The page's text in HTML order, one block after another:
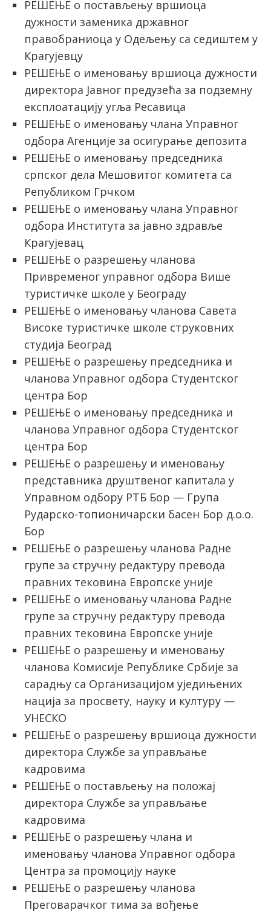
РЕШЕЊЕ о постављењу вршиоца
дужности заменика државног
правобраниоца у Одељењу са седиштем у
Крагујевцу
РЕШЕЊЕ о именовању вршиоца дужности
директора Јавног предузећа за подземну
експлоатацију угља Ресавица
РЕШЕЊЕ о именовању члана Управног
одбора Агенције за осигурање депозита
РЕШЕЊЕ о именовању председника
српског дела Мешовитог комитета са
Републиком Грчком
РЕШЕЊЕ о именовању члана Управног
одбора Института за јавно здравље
Крагујевац
РЕШЕЊЕ о разрешењу чланова
Привременог управног одбора Више
туристичке школе у Београду
РЕШЕЊЕ о именовању чланова Савета
Високе туристичке школе струковних
студија Београд
РЕШЕЊЕ о разрешењу председника и
чланова Управног одбора Студентског
центра Бор
РЕШЕЊЕ о именовању председника и
чланова Управног одбора Студентског
центра Бор
РЕШЕЊЕ о разрешењу и именовању
представника друштвеног капитала у
Управном одбору РТБ Бор — Група
Рударско-топионичарски басен Бор д.о.о.
Бор
РЕШЕЊЕ о разрешењу чланова Радне
групе за стручну редактуру превода
правних тековина Европске уније
РЕШЕЊЕ о именовању чланова Радне
групе за стручну редактуру превода
правних тековина Европске уније
РЕШЕЊЕ о разрешењу и именовању
чланова Комисије Републике Србије за
сарадњу са Организацијом уједињених
нација за просвету, науку и културу —
УНЕСКО
РЕШЕЊЕ о разрешењу вршиоца дужности
директора Службе за управљање
кадровима
РЕШЕЊЕ о постављењу на положај
директора Службе за управљање
кадровима
РЕШЕЊЕ о разрешењу члана и
именовању чланова Управног одбора
Центра за промоцију науке
РЕШЕЊЕ о разрешењу чланова
Преговарачког тима за вођење